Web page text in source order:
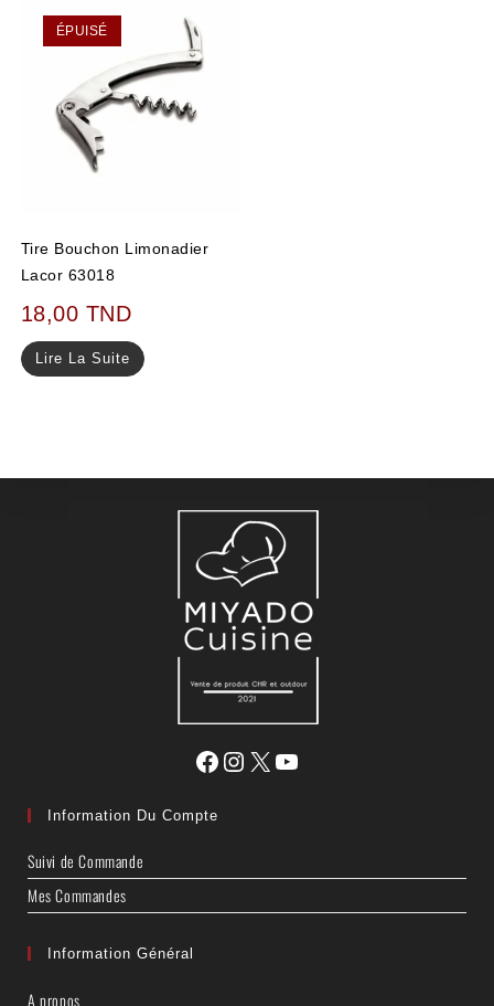
ÉPUISÉ
Tire Bouchon Limonadier
Lacor 63018
18,00 TND
Lire La Suite
Information Du Compte
Suivi de Commande
Mes Commandes
Information Général
A propos